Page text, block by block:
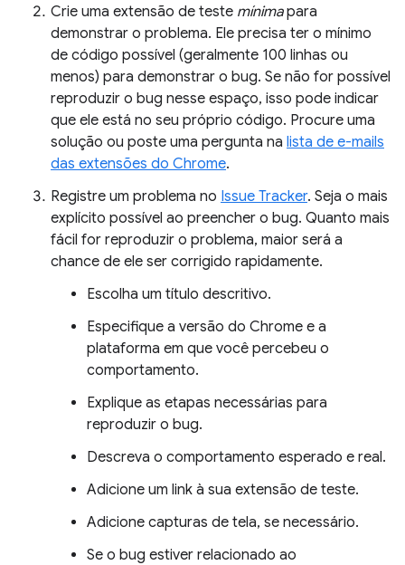
Crie uma extensão de teste mínimapara
demonstrar o problema. Ele precisa ter o mínimo
de código possível (geralmente 100 linhas ou
menos) para demonstrar o bug. Se não for possível
reproduzir o bug nesse espaço, isso pode indicar
que ele está no seu próprio código. Procure uma
solução ou poste uma pergunta na lista de e-mails
das extensões do Chrome.
Registre um problema no Issue Tracker. Seja o mais
explícito possível ao preencher o bug. Quanto mais
fácil for reproduzir o problema, maior será a
chance de ele ser corrigido rapidamente.
Escolha um título descritivo.
Especifique a versão do Chrome e a
plataforma em que você percebeu o
comportamento.
Explique as etapas necessárias para
reproduzir o bug.
Descreva o comportamento esperado e real.
Adicione um link à sua extensão de teste.
Adicione capturas de tela, se necessário.
Se o bug estiver relacionado ao